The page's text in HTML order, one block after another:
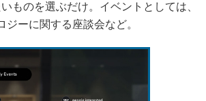
ものを選ぶだけ。イベントとしては、
ーに関する座談会など。